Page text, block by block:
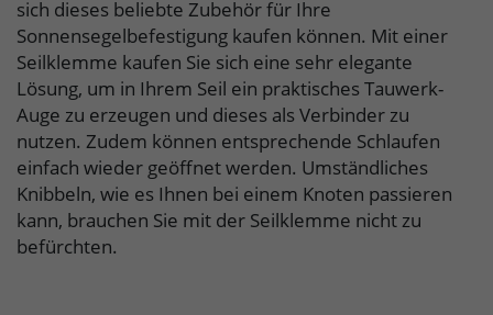
sich dieses beliebte Zubehör für Ihre
Sonnensegelbefestigung kaufen können. Mit einer
Seilklemme kaufen Sie sich eine sehr elegante
Lösung, um in Ihrem Seil ein praktisches Tauwerk-
Auge zu erzeugen und dieses als Verbinder zu
nutzen. Zudem können entsprechende Schlaufen
einfach wieder geöffnet werden. Umständliches
Knibbeln, wie es Ihnen bei einem Knoten passieren
kann, brauchen Sie mit der Seilklemme nicht zu
befürchten.